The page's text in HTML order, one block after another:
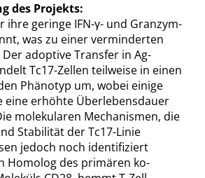
des Projekts:
ihre geringe IFN-γ- und Granzym-
was zu einer verminderten
adoptive Transfer in Ag-
Tc17-Zellen teilweise in einen
Phänotyp um, wobei einige
eine erhöhte Überlebensdauer
molekularen Mechanismen, die
Stabilität der Tc17-Linie
jedoch noch identifiziert
Homolog des primären ko-